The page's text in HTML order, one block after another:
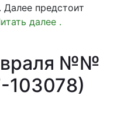
Далее предстоит
далее .
№№
103078)